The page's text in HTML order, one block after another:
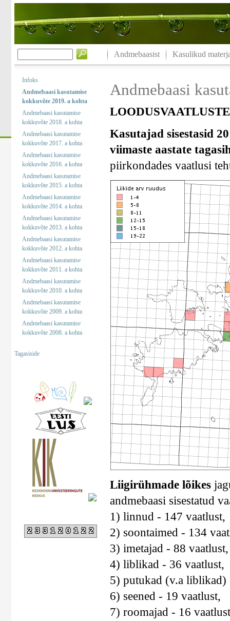
Andmebaasist Kasulikud
Infoks
Andmebaasi kasutamise
kokkuvõte 2019. a kohta
Andmebaasi kasutamise
kokkuvõte 2018. a kohta
Andmebaasi kasutamise
kokkuvõte 2017. a kohta
Andmebaasi kasutamise
kokkuvõte 2016. a kohta
Andmebaasi kasutamise
kokkuvõte 2015. a kohta
Andmebaasi kasutamise
kokkuvõte 2014. a kohta
Andmebaasi kasutamise
kokkuvõte 2013. a kohta
Andmebaasi kasutamise
kokkuvõte 2012. a kohta
Andmebaasi kasutamise
kokkuvõte 2011. a kohta
Andmebaasi kasutamise
kokkuvõte 2010. a kohta
Andmebaasi kasutamise
kokkuvõte 2009. a kohta
Andmebaasi kasutamise
kokkuvõte 2008. a kohta
Tagasiside
233120122
Andmebaasi
Kasutajad sisestasid
viimaste aastate
piirkondades vaatlusi
Liigirühmade lõikes
andmebaasi sisestatud
1) linnud - 147 vaatlust,
2) soontaimed - 134
3) imetajad - 88 vaatlust,
4) liblikad - 36 vaatlust,
5) putukad (v.a liblikad)
6) seened - 19 vaatlust,
7) roomajad - 16 vaatlust